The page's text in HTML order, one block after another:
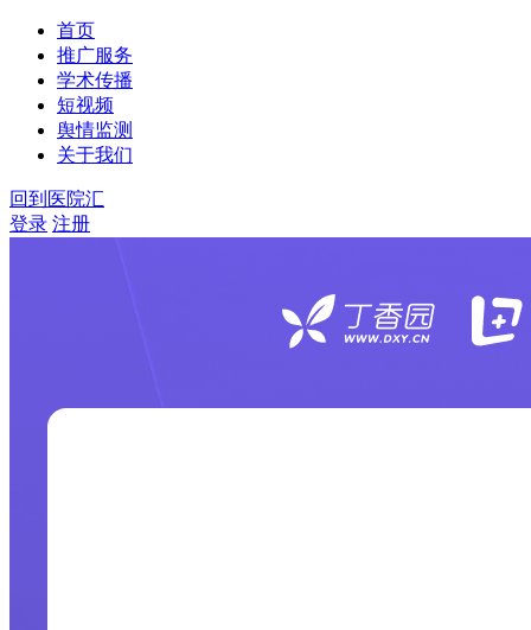
首页
推广服务
学术传播
短视频
舆情监测
关于我们
回到医院汇
登录 注册